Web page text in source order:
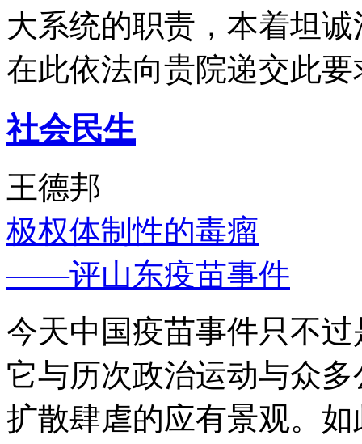
大系统的职责，本着坦
在此依法向贵院递交此要
社会民生
王德邦
极权体制性的毒瘤
——评山东疫苗事件
今天中国疫苗事件只不
它与历次政治运动与众
扩散肆虐的应有景观。